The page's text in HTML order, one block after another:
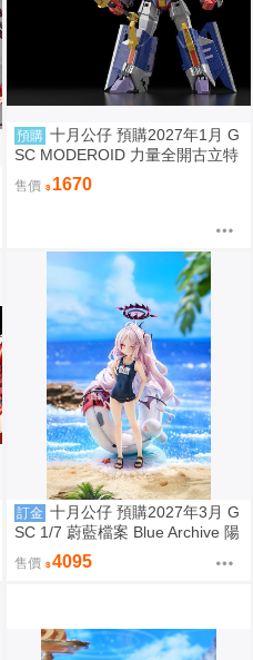
預購 十月公仔 預購2027年1月 G
SC MODEROID 力量全開古立特
再販 組裝模型 0907
售價 1670
訂金 十月公仔 預購2027年3月 G
SC 1/7 蔚藍檔案 Blue Archive 陽
奈（泳裝）再販 0907
售價 4095